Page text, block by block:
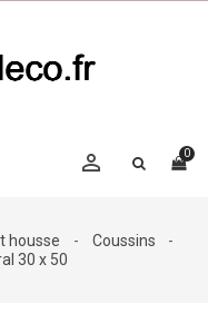
0

housse
Coussins
30 x 50